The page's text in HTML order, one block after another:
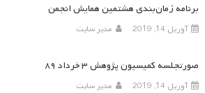
برنامه زمان‌بندی هشتمین همایش انجمن
آوریل 14, 2019 مدیر سایت
صورتجلسه کمیسیون پژوهش ۳ خرداد ۸۹
آوریل 14, 2019 مدیر سایت